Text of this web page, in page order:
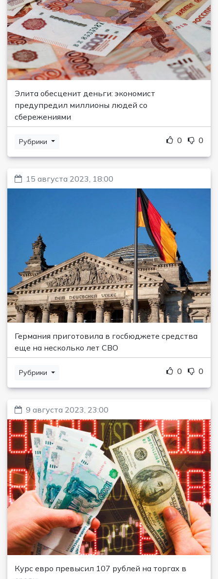
Элита обесценит деньги: экономист
предупредил миллионы людей со
сбережениями
Рубрики 0 0
15 августа 2023, 18:00
Германия приготовила в госбюджете средства
еще на несколько лет СВО
Рубрики 0 0
9 августа 2023, 23:00
Курс евро превысил 107 рублей на торгах в